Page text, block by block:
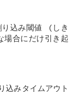
込み閾値 (しき
合にだけ引き起
みタイムアウト